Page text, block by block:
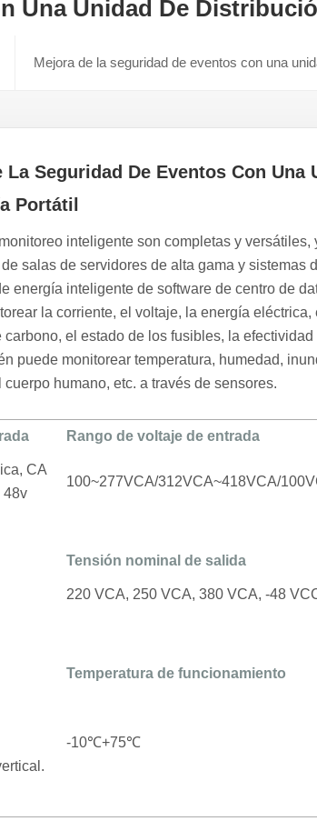
Una Unidad De
Mejora de la seguridad de eventos con una
La Seguridad De Eventos Con
Portátil
inteligente son completas y versátiles,
salas de servidores de alta gama y sistemas
energía inteligente de software de centro de
la corriente, el voltaje, la energía eléctrica,
carbono, el estado de los fusibles, la
puede monitorear temperatura, humedad,
humano, etc. a través de sensores.
Rango de voltaje de entrada
CA
48v
100~277VCA/312VCA~418VCA/
Tensión nominal de salida
220 VCA, 250 VCA, 380 VCA, -48
Temperatura de funcionamiento
-10℃+75℃